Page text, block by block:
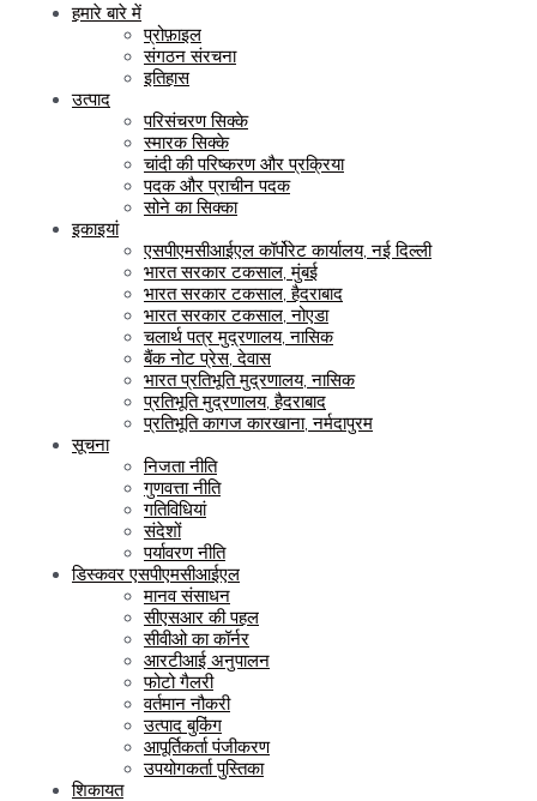
हमारे बारे में
प्रोफ़ाइल
संगठन संरचना
इतिहास
उत्पाद
परिसंचरण सिक्के
स्मारक सिक्के
चांदी की परिष्करण और प्रक्रिया
पदक और प्राचीन पदक
सोने का सिक्का
इकाइयां
एसपीएमसीआईएल कॉर्पोरेट कार्यालय, नई दिल्ली
भारत सरकार टकसाल, मुंबई
भारत सरकार टकसाल, हैदराबाद
भारत सरकार टकसाल, नोएडा
चलार्थ पत्र मुद्रणालय, नासिक
बैंक नोट प्रेस, देवास
भारत प्रतिभूति मुद्रणालय, नासिक
प्रतिभूति मुद्रणालय, हैदराबाद
प्रतिभूति कागज कारखाना, नर्मदापुरम
सूचना
निजता नीति
गुणवत्ता नीति
गतिविधियां
संदेशों
पर्यावरण नीति
डिस्कवर एसपीएमसीआईएल
मानव संसाधन
सीएसआर की पहल
सीवीओ का कॉर्नर
आरटीआई अनुपालन
फोटो गैलरी
वर्तमान नौकरी
उत्पाद बुकिंग
आपूर्तिकर्ता पंजीकरण
उपयोगकर्ता पुस्तिका
शिकायत